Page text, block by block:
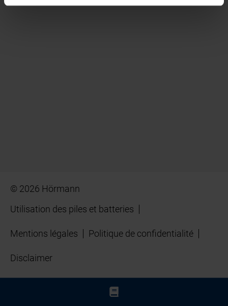
© 2026 Hörmann
Utilisation des piles et batteries
Mentions légales Politique de confidentialité
Disclaimer